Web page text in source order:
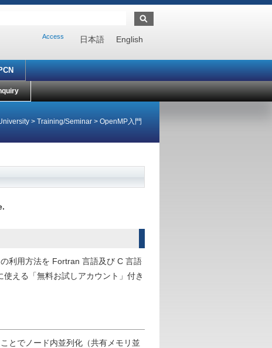
日本語 English
Access
> Training/Seminar > OpenMP入門
利用方法を Fortran 言語及び C 言語
える「無料お試しアカウント」付き
とでノード内並列化（共有メモリ並